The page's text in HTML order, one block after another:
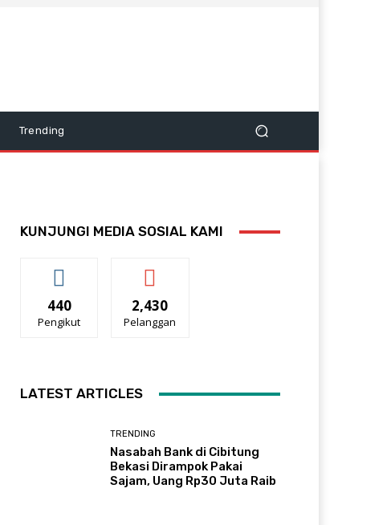
Trending
KUNJUNGI MEDIA SOSIAL KAMI
440
Pengikut
2,430
Pelanggan
LATEST ARTICLES
TRENDING
Nasabah Bank di Cibitung
Bekasi Dirampok Pakai
Sajam, Uang Rp30 Juta Raib